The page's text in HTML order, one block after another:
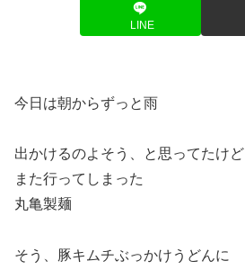
LINE
今日は朝からずっと雨
出かけるのよそう、と思ってたけど
また行ってしまった
丸亀製麺
そう、豚キムチぶっかけうどんに